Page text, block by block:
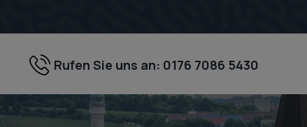
Rufen Sie uns an: 0176 7086 5430